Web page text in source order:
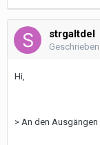
strgaltdel
Geschrieben
Hi,
> An den